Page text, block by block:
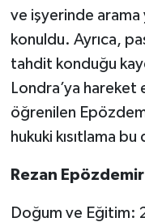
ve işyerinde arama
konuldu. Ayrıca,
tahdit konduğu
Londra’ya hareket
öğrenilen
hukuki kısıtlama
Rezan
Doğum ve Eğitim: